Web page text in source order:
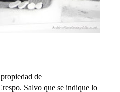
de
Salvo que se indique lo